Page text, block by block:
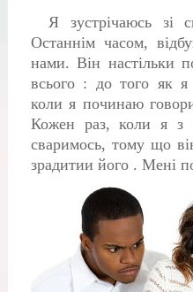
Я зустрічаюсь зі
Останнім часом,
нами. Він настільки
всього : до того як я
коли я починаю
Кожен раз, коли я з
сваримось, тому що
зрадитии його . Мені